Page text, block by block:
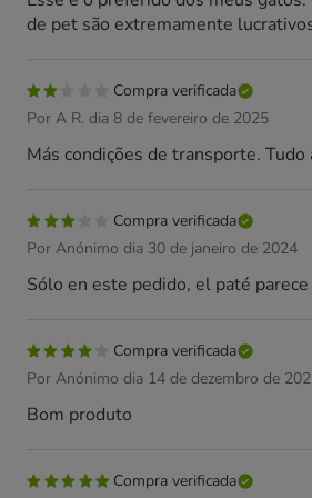
de pet são extremamente
Compra verificada
Por A R. dia 8 de fevereiro de 2025
Más condições de transporte. Tudo
Compra verificada
Por Anónimo dia 30 de janeiro de 2024
Sólo en este pedido, el paté
Compra verificada
Por Anónimo dia 14 de dezembro de
Bom produto
Compra verificada